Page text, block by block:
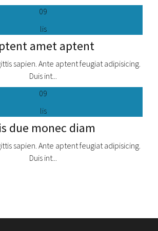
09
lis
amet aptent
sapien. Ante aptent feugiat adipisicing.
Duis int...
09
lis
due monec diam
sapien. Ante aptent feugiat adipisicing.
Duis int...